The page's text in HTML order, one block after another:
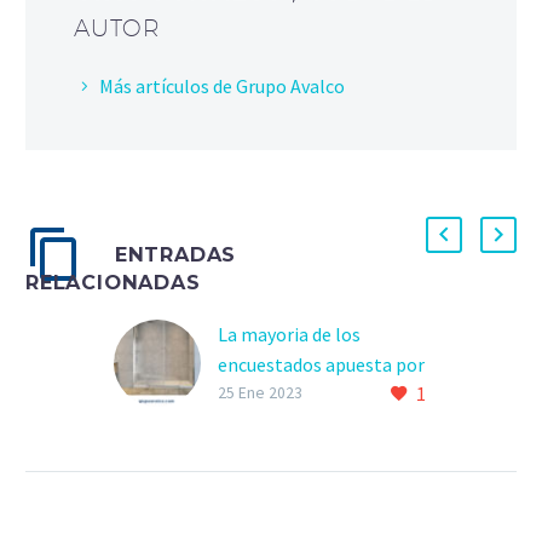
AUTOR
Más artículos de Grupo Avalco
ENTRADAS
RELACIONADAS
La mayoria de los
encuestados apuesta por
plato de ducha
1
25 Ene 2023